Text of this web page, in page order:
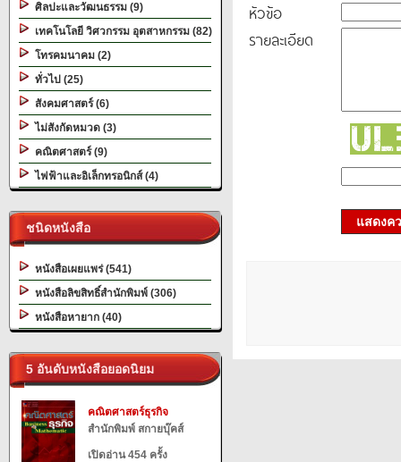
ศิลปะและวัฒนธรรม (9)
เทคโนโลยี วิศวกรรม อุตสาหกรรม (82)
โทรคมนาคม (2)
ทั่วไป (25)
สังคมศาสตร์ (6)
ไม่สังกัดหมวด (3)
คณิตศาสตร์ (9)
ไฟฟ้าและอิเล็กทรอนิกส์ (4)
ชนิดหนังสือ
หนังสือเผยแพร่ (541)
หนังสือลิขสิทธิ์สำนักพิมพ์ (306)
หนังสือหายาก (40)
5 อันดับหนังสือยอดนิยม
คณิตศาสตร์ธุรกิจ
สำนักพิมพ์ สกายบุ๊คส์
เปิดอ่าน 454 ครั้ง
หัวข้อ
รายละเอียด
แสดงค